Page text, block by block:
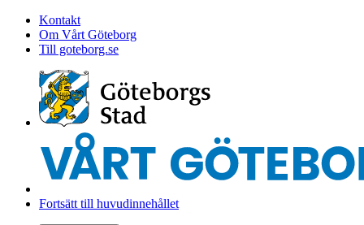
Kontakt
Om Vårt Göteborg
Till goteborg.se
Fortsätt till huvudinnehållet